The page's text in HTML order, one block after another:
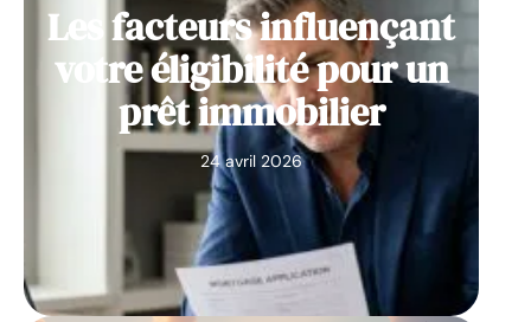
Les facteurs influençant
votre éligibilité pour un
prêt immobilier
24 avril 2026